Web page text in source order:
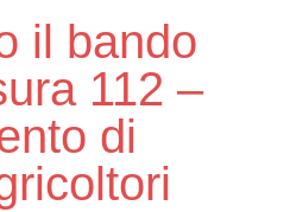
il bando
112 –
di